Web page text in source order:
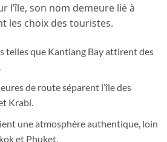
l’île, son nom demeure lié à
les choix des touristes.
telles que Kantiang Bay attirent des
de route séparent l’île des
Krabi.
une atmosphère authentique, loin
et Phuket.